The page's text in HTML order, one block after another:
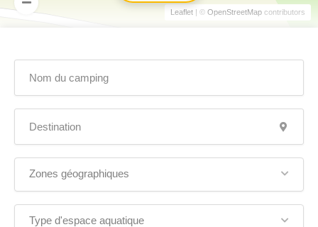
Zones géographiques
Type d'espace aquatique
Leaflet | © OpenStreetMap contributors